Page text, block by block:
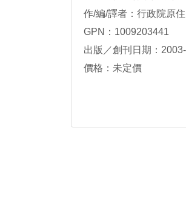
作/編/譯者：行政院原
GPN：1009203441
出版／創刊日期：
價格：未定價